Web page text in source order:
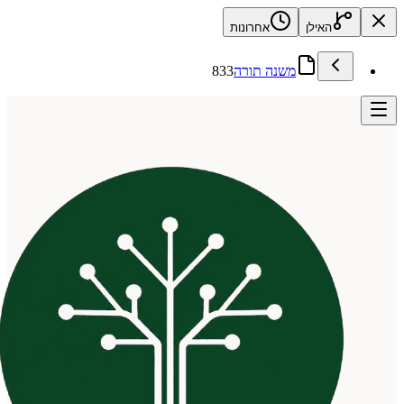
האילן אחרונות
משנה תורה833